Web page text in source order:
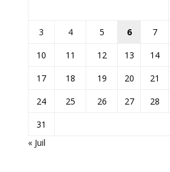
3
4 5 6 7
10
11 12 13 14
17
18 19 20 21
24
25 26 27 28
31
« Juil